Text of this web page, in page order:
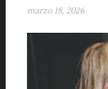
marzo 18, 2026